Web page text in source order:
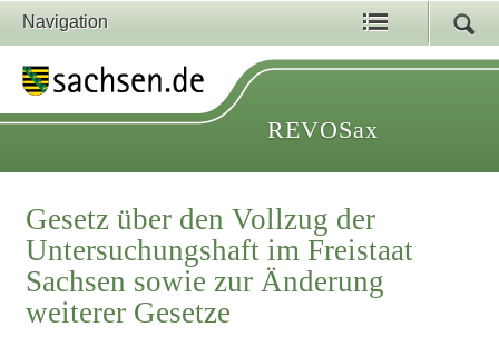
Navigation
REVOSax
Gesetz über den Vollzug der
Untersuchungshaft im Freistaat
Sachsen sowie zur Änderung
weiterer Gesetze